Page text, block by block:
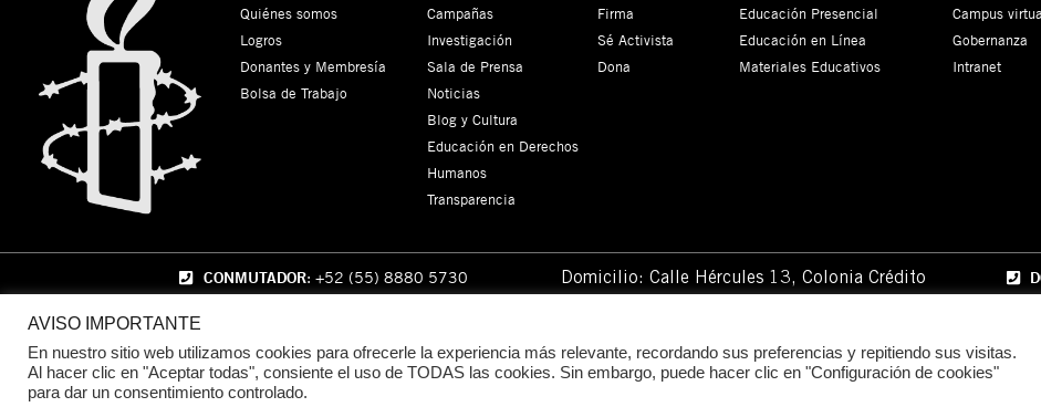
Quiénes somos
Logros
Donantes y Membresía
Bolsa de Trabajo
Campañas
Investigación
Sala de Prensa
Noticias
Blog y Cultura
Educación en Derechos
Humanos
Transparencia
Firma
Sé Activista
Dona
Educación Presencial
Educación en Línea
Materiales Educativos
Campus
Gobernanza
Intranet
CONMUTADOR: +52 (55) 8880 5730 Domicilio: Calle Hércules 13, Colonia Crédito
© 2024 Amnistía Internacional México
AVISO IMPORTANTE
En nuestro sitio web utilizamos cookies para ofrecerle la experiencia más relevante, recordando sus preferencias y repitiendo sus visitas.
Al hacer clic en "Aceptar todas", consiente el uso de TODAS las cookies. Sin embargo, puede hacer clic en "Configuración de cookies"
para dar un consentimiento controlado.